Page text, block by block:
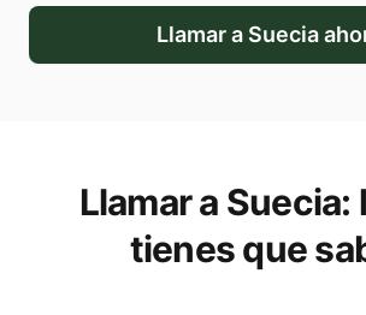
Llamar a Suecia
Llamar a Suecia:
tienes que